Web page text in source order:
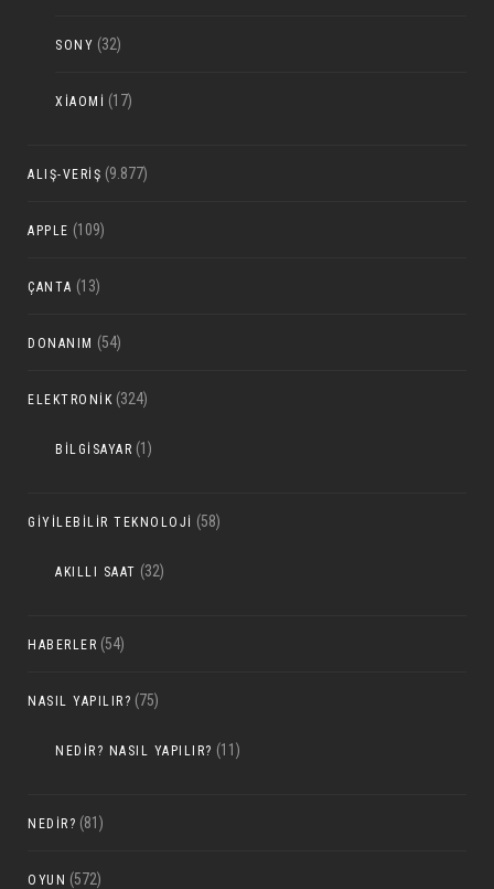
SONY (32)
XIAOMI (17)
ALIŞ-VERIŞ (9.877)
APPLE (109)
ÇANTA (13)
DONANIM (54)
ELEKTRONIK (324)
BILGISAYAR (1)
GIYILEBILIR TEKNOLOJI (58)
AKILLI SAAT (32)
HABERLER (54)
NASIL YAPILIR? (75)
NEDIR? NASIL YAPILIR? (11)
NEDIR? (81)
OYUN (572)